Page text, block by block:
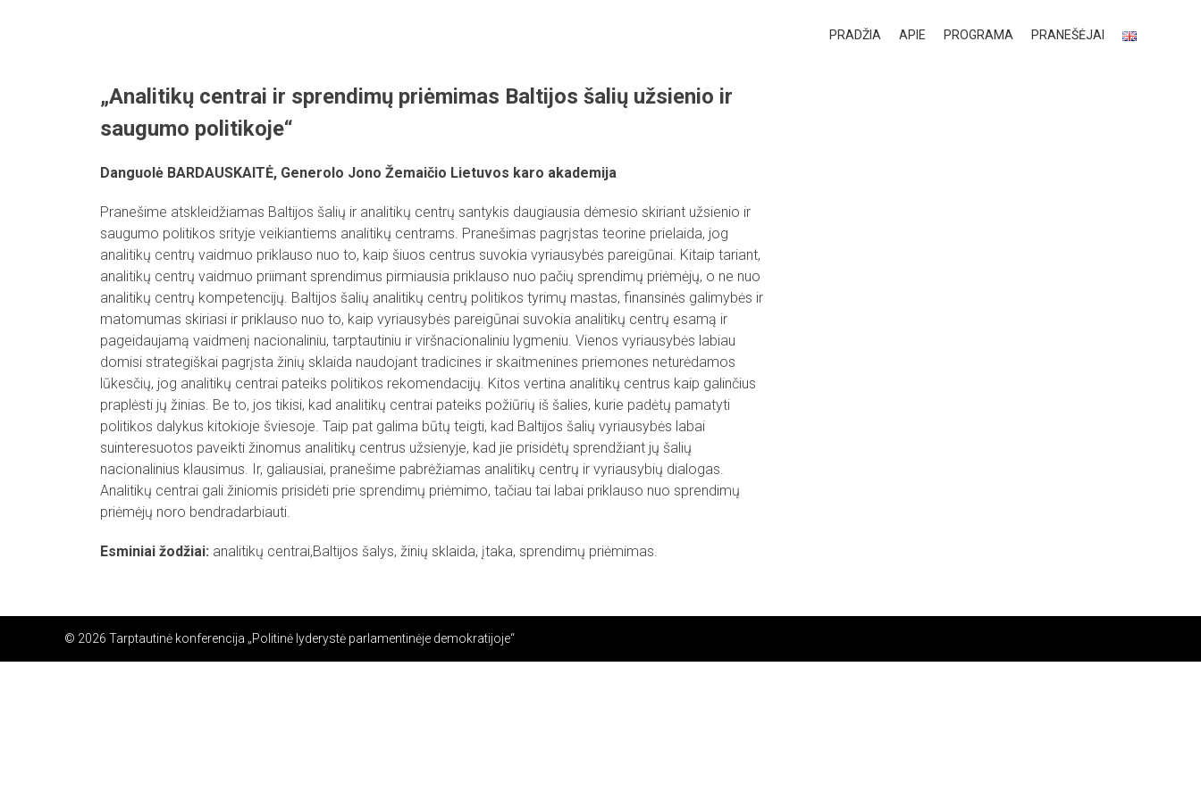
PRADŽIA APIE PROGRAMA PRANEŠĖJAI
„Analitikų centrai ir sprendimų priėmimas Baltijos šalių užsienio ir
saugumo politikoje“
Danguolė BARDAUSKAITĖ, Generolo Jono Žemaičio Lietuvos karo akademija
Pranešime atskleidžiamas Baltijos šalių ir analitikų centrų santykis daugiausia dėmesio skiriant užsienio ir
saugumo politikos srityje veikiantiems analitikų centrams. Pranešimas pagrįstas teorine prielaida, jog
analitikų centrų vaidmuo priklauso nuo to, kaip šiuos centrus suvokia vyriausybės pareigūnai. Kitaip tariant,
analitikų centrų vaidmuo priimant sprendimus pirmiausia priklauso nuo pačių sprendimų priėmėjų, o ne nuo
analitikų centrų kompetencijų. Baltijos šalių analitikų centrų politikos tyrimų mastas, finansinės galimybės ir
matomumas skiriasi ir priklauso nuo to, kaip vyriausybės pareigūnai suvokia analitikų centrų esamą ir
pageidaujamą vaidmenį nacionaliniu, tarptautiniu ir viršnacionaliniu lygmeniu. Vienos vyriausybės labiau
domisi strategiškai pagrįsta žinių sklaida naudojant tradicines ir skaitmenines priemones neturėdamos
lūkesčių, jog analitikų centrai pateiks politikos rekomendacijų. Kitos vertina analitikų centrus kaip galinčius
praplėsti jų žinias. Be to, jos tikisi, kad analitikų centrai pateiks požiūrių iš šalies, kurie padėtų pamatyti
politikos dalykus kitokioje šviesoje. Taip pat galima būtų teigti, kad Baltijos šalių vyriausybės labai
suinteresuotos paveikti žinomus analitikų centrus užsienyje, kad jie prisidėtų sprendžiant jų šalių
nacionalinius klausimus. Ir, galiausiai, pranešime pabrėžiamas analitikų centrų ir vyriausybių dialogas.
Analitikų centrai gali žiniomis prisidėti prie sprendimų priėmimo, tačiau tai labai priklauso nuo sprendimų
priėmėjų noro bendradarbiauti.
Esminiai žodžiai: analitikų centrai,Baltijos šalys, žinių sklaida, įtaka, sprendimų priėmimas.
© 2026 Tarptautinė konferencija „Politinė lyderystė parlamentinėje demokratijoje“